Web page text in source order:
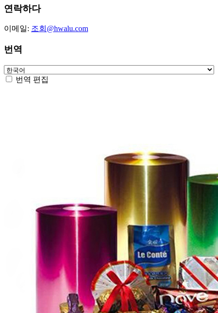
연락하다
이메일: 조회@hwalu.com
번역
번역 편집